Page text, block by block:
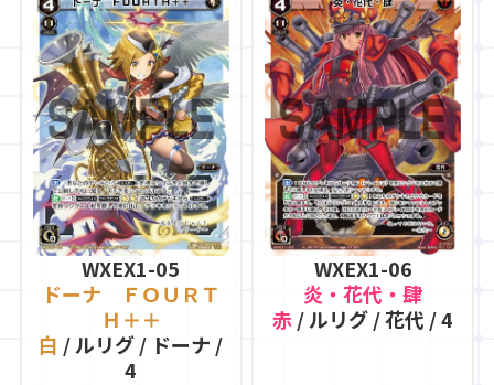
WXEX1-05
ドーナ ＦＯＵＲＴ
Ｈ＋＋
白 / ルリグ / ドーナ /
4
WXEX1-06
炎・花代・肆
赤/ ルリグ / 花代 / 4